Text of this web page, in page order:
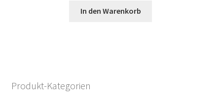
In den Warenkorb
Produkt-Kategorien